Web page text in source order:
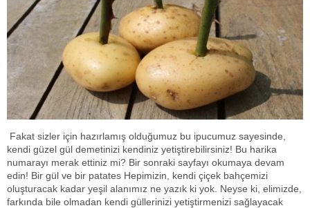
Fakat sizler için hazırlamış olduğumuz bu ipucumuz sayesinde,
kendi güzel gül demetinizi kendiniz yetiştirebilirsiniz! Bu harika
numarayı merak ettiniz mi? Bir sonraki sayfayı okumaya devam
edin! Bir gül ve bir patates Hepimizin, kendi çiçek bahçemizi
oluşturacak kadar yeşil alanımız ne yazık ki yok. Neyse ki, elimizde,
farkında bile olmadan kendi güllerinizi yetiştirmenizi sağlayacak